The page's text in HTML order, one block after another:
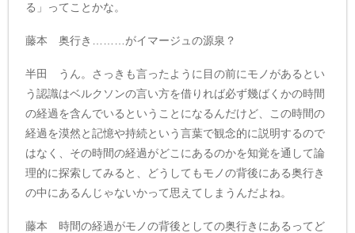
る」ってことかな。
藤本 奥行き………がイマージュの源泉？
半田 うん。さっきも言ったように目の前にモノがあるとい
う認識はベルクソンの言い方を借りれば必ず幾ばくかの時間
の経過を含んでいるということになるんだけど、この時間の
経過を漠然と記憶や持続という言葉で観念的に説明するので
はなく、その時間の経過がどこにあるのかを知覚を通して論
理的に探索してみると、どうしてもモノの背後にある奥行き
の中にあるんじゃないかって思えてしまうんだよね。
藤本 時間の経過がモノの背後としての奥行きにあるってど